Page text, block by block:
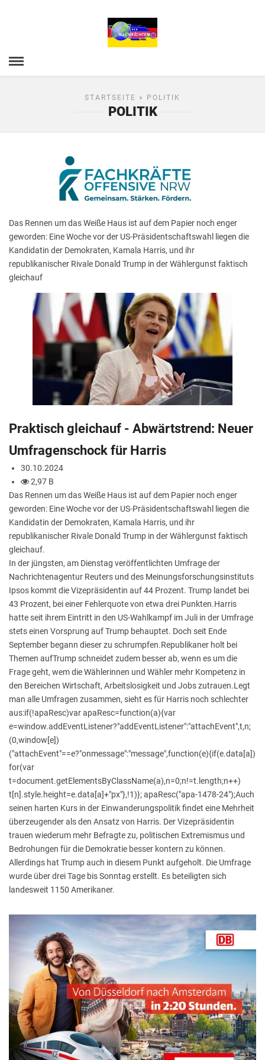
STARTSEITE » POLITIK
POLITIK
Das Rennen um das Weiße Haus ist auf dem Papier noch enger
geworden: Eine Woche vor der US-Präsidentschaftswahl liegen die
Kandidatin der Demokraten, Kamala Harris, und ihr
republikanischer Rivale Donald Trump in der Wählergunst faktisch
gleichauf
Praktisch gleichauf - Abwärtstrend: Neuer
Umfragenschock für Harris
30.10.2024
2,97 B
Das Rennen um das Weiße Haus ist auf dem Papier noch enger
geworden: Eine Woche vor der US-Präsidentschaftswahl liegen die
Kandidatin der Demokraten, Kamala Harris, und ihr
republikanischer Rivale Donald Trump in der Wählergunst faktisch
gleichauf.
In der jüngsten, am Dienstag veröffentlichten Umfrage der
Nachrichtenagentur Reuters und des Meinungsforschungsinstituts
Ipsos kommt die Vizepräsidentin auf 44 Prozent. Trump landet bei
43 Prozent, bei einer Fehlerquote von etwa drei Punkten.Harris
hatte seit ihrem Eintritt in den US-Wahlkampf im Juli in der Umfrage
stets einen Vorsprung auf Trump behauptet. Doch seit Ende
September begann dieser zu schrumpfen.Republikaner holt bei
Themen aufTrump schneidet zudem besser ab, wenn es um die
Frage geht, wem die Wählerinnen und Wähler mehr Kompetenz in
den Bereichen Wirtschaft, Arbeitslosigkeit und Jobs zutrauen.Legt
man alle Umfragen zusammen, sieht es für Harris noch schlechter
aus:if(!apaResc)var apaResc=function(a){var
e=window.addEventListener?"addEventListener":"attachEvent",t,n;
(0,window[e])
("attachEvent"==e?"onmessage":"message",function(e){if(e.data[a])
for(var
t=document.getElementsByClassName(a),n=0;n!=t.length;n++)
t[n].style.height=e.data[a]+"px"},!1)}; apaResc("apa-1478-24");Auch
seinen harten Kurs in der Einwanderungspolitik findet eine Mehrheit
überzeugender als den Ansatz von Harris. Der Vizepräsidentin
trauen wiederum mehr Befragte zu, politischen Extremismus und
Bedrohungen für die Demokratie besser kontern zu können.
Allerdings hat Trump auch in diesem Punkt aufgeholt. Die Umfrage
wurde über drei Tage bis Sonntag erstellt. Es beteiligten sich
landesweit 1150 Amerikaner.